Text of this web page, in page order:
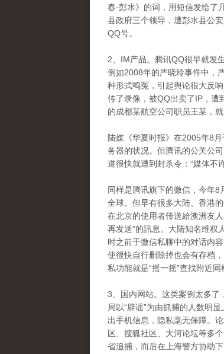
春·彭水》的词，用短信发给了
县政府三个领导，遭彭水县公
QQ号。
2、IM产品。腾讯QQ很早就发
例如2008年的严晓玲事件中，
种形式鸣冤，引起舆论很大反
传了录像，被QQ出卖了IP，遭
的成都某航空公司职员王某，
陆媒《华夏时报》在2005年8
务器的状况。但腾讯的公关公
道很快就遭到封杀令：“媒体不
同样是腾讯旗下的微信，今年
全球。但早有很多大陆、香港
在北京的使用者传送給澳洲友
再发送”的訊息。大陆知名维权
时之前于微信私聊中的对话内
使很快自行删除掉也会有存档
私功能就是“摇一摇”查找附近
3、国内网站。这类案例太多了
局以“辟谣”为由抓捕的人数明
出手机信息，隐私毫无保障。
区、搜狐社区、大河论坛等多
省追捕，而后在上海警方协助